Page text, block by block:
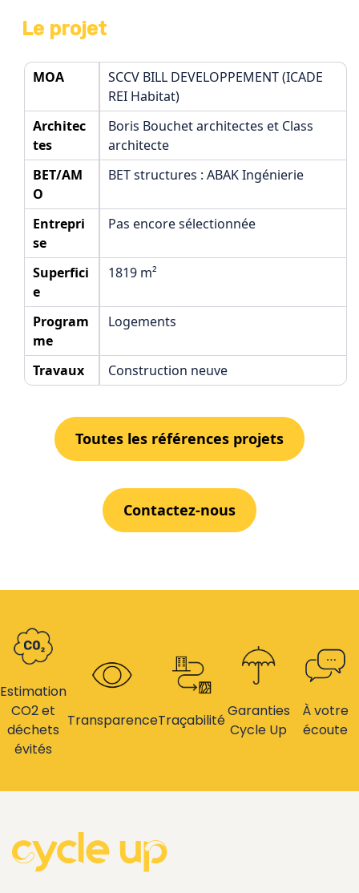
Le projet
MOA
SCCV BILL DEVELOPPEMENT (ICADE
REI Habitat)
Architec
tes
Boris Bouchet architectes et Class
architecte
BET/AM
O
BET structures : ABAK Ingénierie
Entrepri
se
Pas encore sélectionnée
Superfici
e
1819 m²
Program
me
Logements
Travaux Construction neuve
Toutes les références projets
Contactez-nous
Estimation
CO2 et
déchets
évités
TransparenceTraçabilité
Garanties
Cycle Up
À votre
écoute